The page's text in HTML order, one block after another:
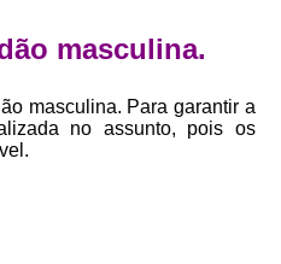
Private
Private Label Roupas
Private Label Roupas Infantil
masculina.
masculina. Para garantir a
no assunto, pois os